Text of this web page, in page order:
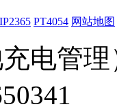
IP2365 PT4054 网站地图
电管理